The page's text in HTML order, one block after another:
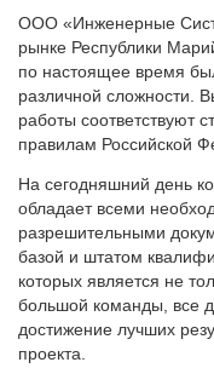
ООО «Инженерные
рынке Республики
по настоящее время
различной сложности.
работы соответствуют
правилам Российской
На сегодняшний день
обладает всеми
разрешительными
базой и штатом
которых является не
большой команды, все
достижение лучших
проекта.